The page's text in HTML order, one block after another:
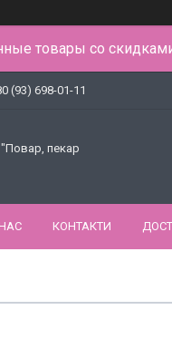
товары со
(93) 698-01-11
"Повар, пекар
КОНТАКТИ